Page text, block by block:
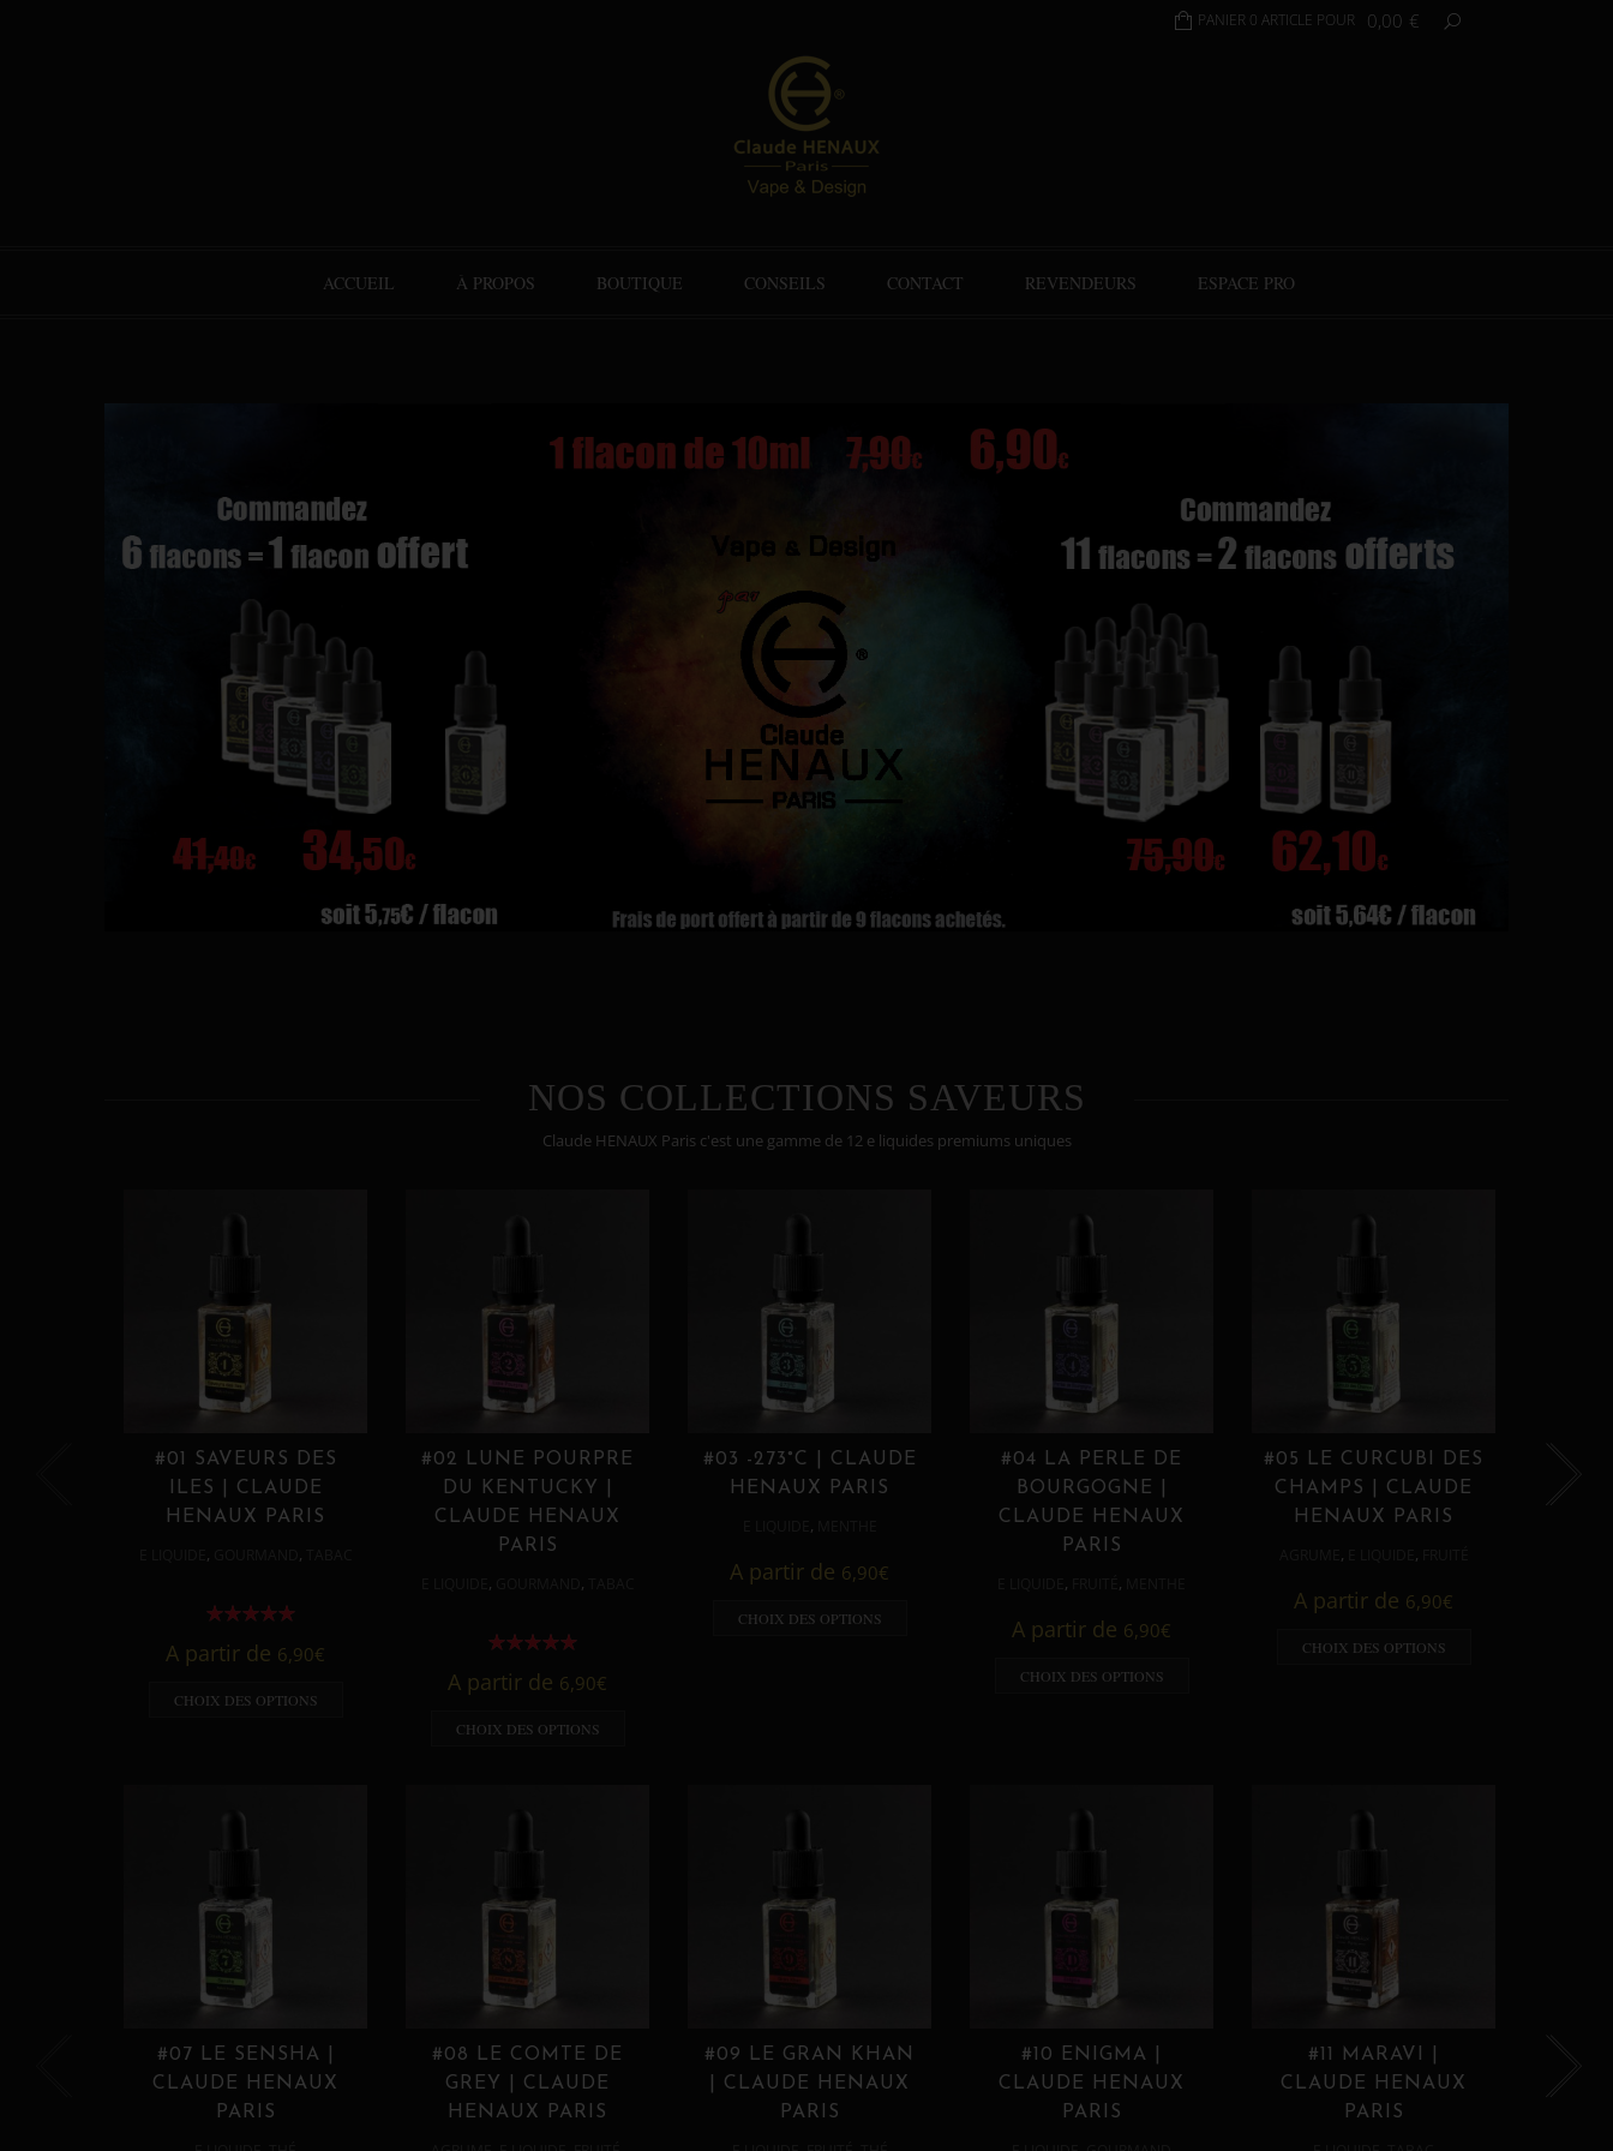
PANIER 0 ARTICLE POUR 0,00 €
ACCUEIL À PROPOS BOUTIQUE CONSEILS CONTACT REVENDEURS ESPACE PRO
NOS COLLECTIONS SAVEURS
Claude HENAUX Paris c'est une gamme de 12 e liquides premiums uniques
#01 SAVEURS DES
ILES | CLAUDE
HENAUX PARIS
, ,
A partir de 6,90€
CHOIX DES OPTIONS
#02 LUNE POURPRE
DU KENTUCKY |
CLAUDE HENAUX
PARIS
, ,
A partir de 6,90€
CHOIX DES OPTIONS
#03 -273°C | CLAUDE
HENAUX PARIS
,
A partir de 6,90€
CHOIX DES OPTIONS
#04 LA PERLE DE
BOURGOGNE |
CLAUDE HENAUX
PARIS
, ,
A partir de 6,90€
CHOIX DES OPTIONS
#05 LE CURCUBI DES
CHAMPS | CLAUDE
HENAUX PARIS
, ,
A partir de 6,90€
CHOIX DES OPTIONS
#07 LE SENSHA |
CLAUDE HENAUX
PARIS
#08 LE COMTE DE
GREY | CLAUDE
HENAUX PARIS
#09 LE GRAN KHAN
| CLAUDE HENAUX
PARIS
#10 ENIGMA |
CLAUDE HENAUX
PARIS
#11 MARAVI |
CLAUDE HENAUX
PARIS